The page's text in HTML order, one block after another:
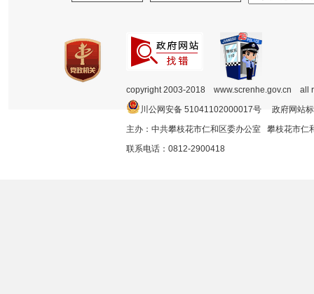
copyright 2003-2018 www.screnhe.gov.cn
川公网安备 51041102000017号 政府网站
主办：中共攀枝花市仁和区委办公室 攀枝花市
联系电话：0812-2900418